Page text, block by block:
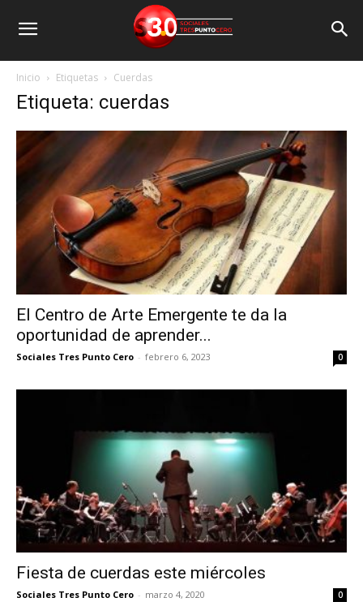
Inicio Etiquetas Cuerdas
Etiqueta: cuerdas
El Centro de Arte Emergente te da la
oportunidad de aprender...
Sociales Tres Punto Cero - febrero 6, 2023 0
Fiesta de cuerdas este miércoles
Sociales Tres Punto Cero - marzo 4, 2020 0